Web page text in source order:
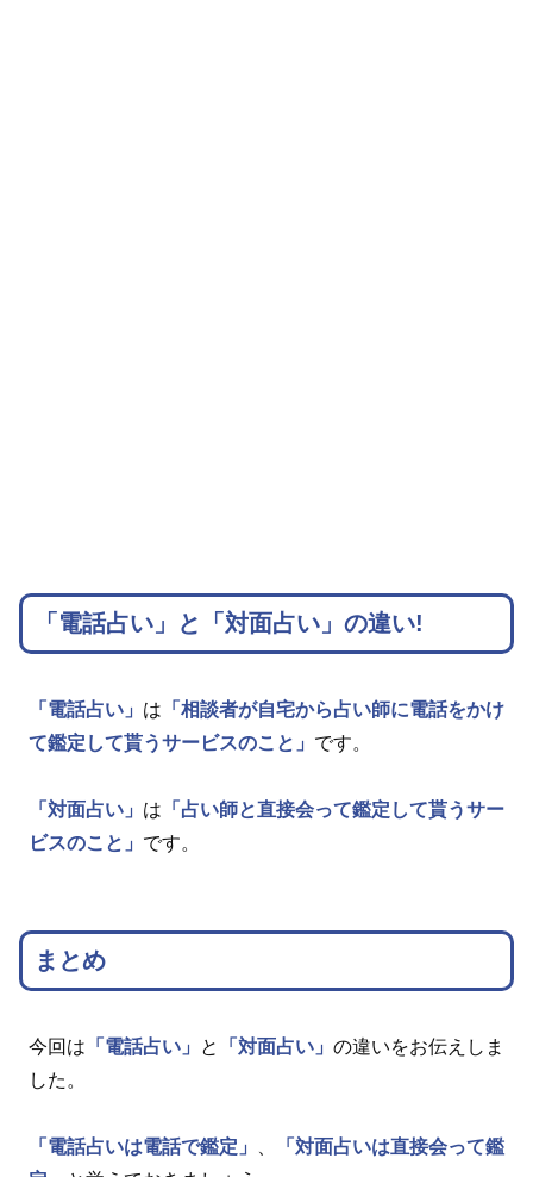
「電話占い」と「対面占い」の違い!
「電話占い」 は 「相談者が自宅から占い師に電話をかけ
て鑑定して貰うサービスのこと」 です。
「対面占い」 は 「占い師と直接会って鑑定して貰うサー
ビスのこと」 です。
まとめ
今回は 「電話占い」 と 「対面占い」 の違いをお伝えしま
した。
「電話占いは電話で鑑定」
「対面占いは直接会って鑑